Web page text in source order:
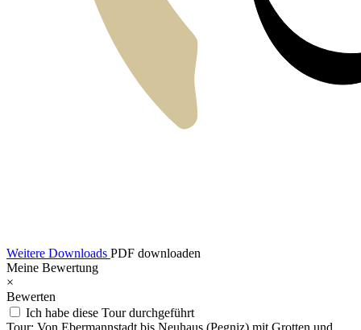
Weitere Downloads PDF downloaden
Meine Bewertung
×
Bewerten
Ich habe diese Tour durchgeführt